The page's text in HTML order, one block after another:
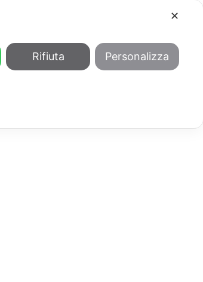
✕
Rifiuta Personalizza